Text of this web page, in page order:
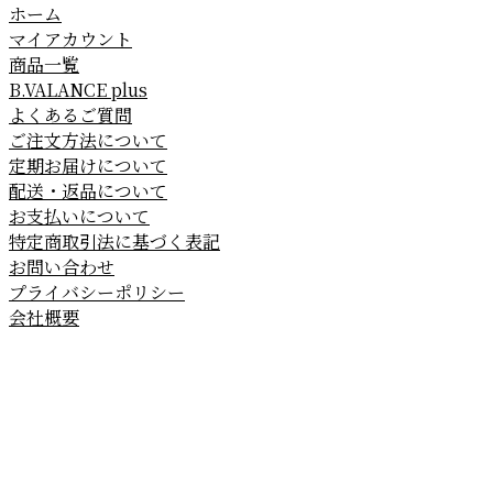
ホーム
マイアカウント
商品一覧
B.VALANCE plus
よくあるご質問
ご注文方法について
定期お届けについて
配送・返品について
お支払いについて
特定商取引法に基づく表記
お問い合わせ
プライバシーポリシー
会社概要